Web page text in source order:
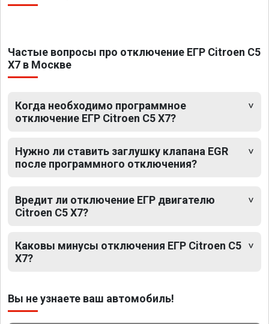
Частые вопросы про отключение ЕГР Citroen C5
X7 в Москве
Когда необходимо программное
отключение ЕГР Citroen C5 X7?
Нужно ли ставить заглушку клапана EGR
после программного отключения?
Вредит ли отключение ЕГР двигателю
Citroen C5 X7?
Каковы минусы отключения ЕГР Citroen C5
X7?
Вы не узнаете ваш автомобиль!